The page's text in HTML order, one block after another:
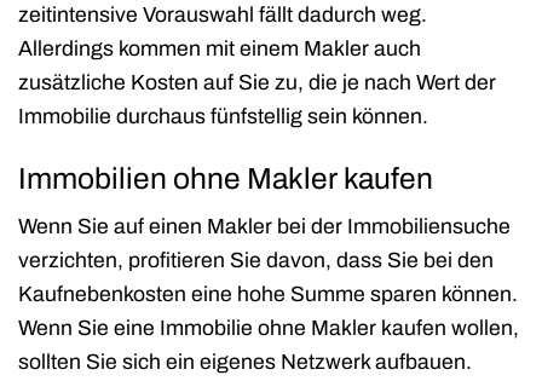
zeitintensive Vorauswahl fällt dadurch weg.
Allerdings kommen mit einem Makler auch
zusätzliche Kosten auf Sie zu, die je nach Wert der
Immobilie durchaus fünfstellig sein können.
Immobilien ohne Makler kaufen
Wenn Sie auf einen Makler bei der Immobiliensuche
verzichten, profitieren Sie davon, dass Sie bei den
Kaufnebenkosten eine hohe Summe sparen können.
Wenn Sie eine Immobilie ohne Makler kaufen wollen,
sollten Sie sich ein eigenes Netzwerk aufbauen.